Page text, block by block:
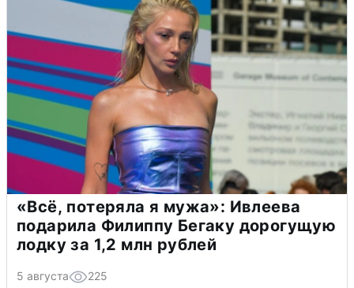
«Всё, потеряла я мужа»: Ивлеева
подарила Филиппу Бегаку дорогущую
лодку за 1,2 млн рублей
5 августа 225